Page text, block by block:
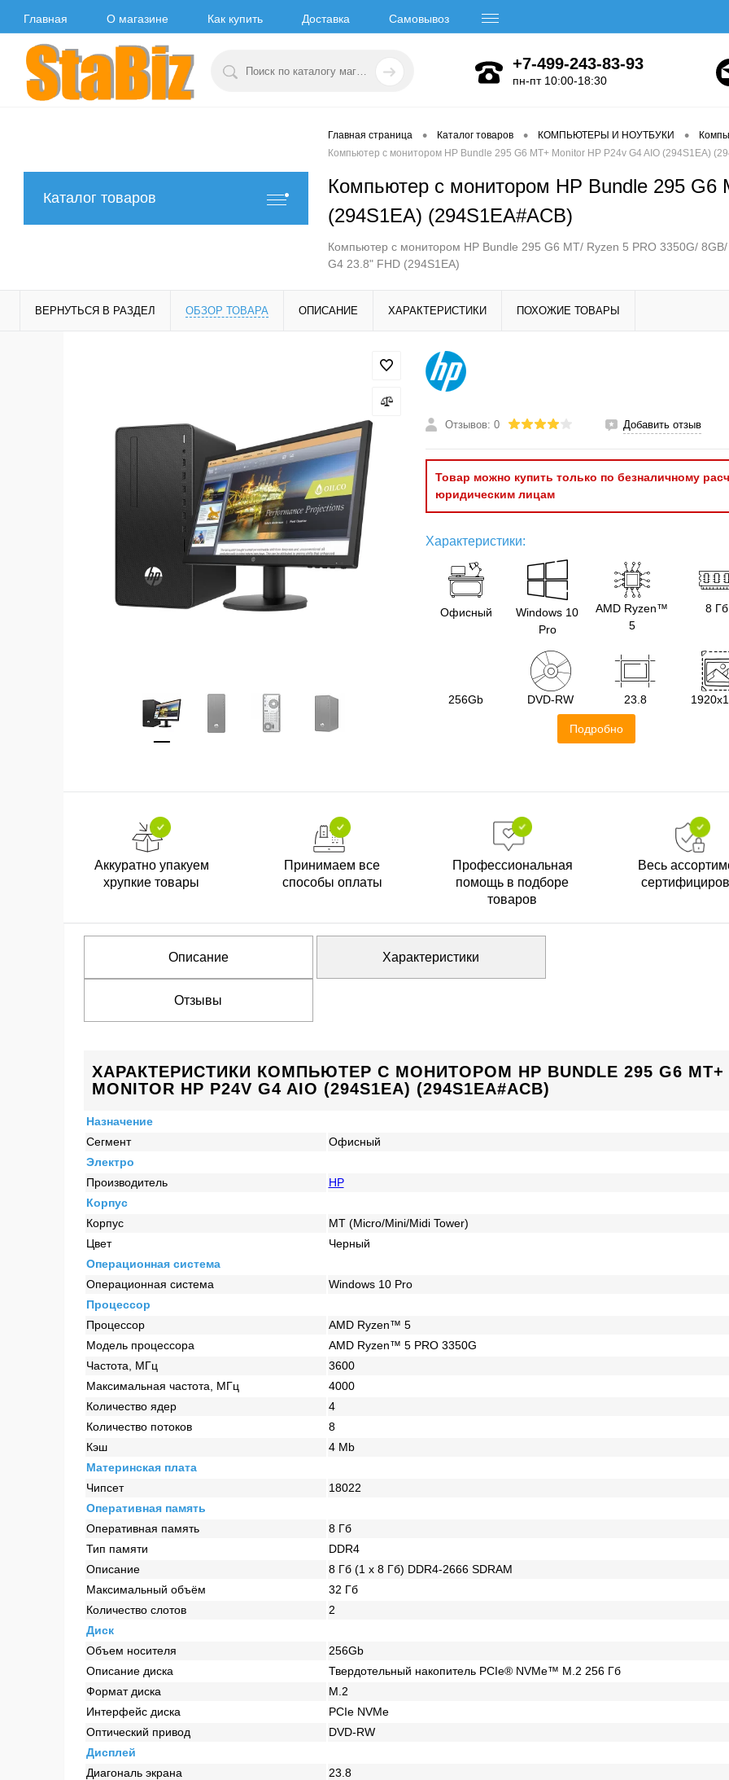
Главная О магазине Как купить Доставка Самовывоз
+7-499-243-83-93
пн-пт 10:00-18:30
Каталог товаров
Главная страница • Каталог товаров • КОМПЬЮТЕРЫ И НОУТБУКИ •
Компьютер с монитором HP Bundle 295 G6 MT+ Monitor HP P24v G4 AIO (294S1EA)
Компьютер с монитором HP Bundle 295 G6
(294S1EA) (294S1EA#ACB)
Компьютер с монитором HP Bundle 295 G6 MT/ Ryzen 5 PRO 3350G/
G4 23.8" FHD (294S1EA)
ВЕРНУТЬСЯ В РАЗДЕЛ ОБЗОР ТОВАРА ОПИСАНИЕ ХАРАКТЕРИСТИКИ ПОХОЖИЕ ТОВАРЫ
Отзывов: 0 Добавить отзыв
Товар можно купить только по безналичному
юридическим лицам
Характеристики:
Офисный
Windows 10
Pro
AMD Ryzen™
5
8 Гб
256Gb DVD-RW 23.8
Подробно
Аккуратно упакуем
хрупкие товары
Принимаем все
способы оплаты
Профессиональная
помощь в подборе
товаров
Весь
Описание Характеристики
Отзывы
ХАРАКТЕРИСТИКИ КОМПЬЮТЕР С МОНИТОРОМ HP BUNDLE 295 G6 MT+
MONITOR HP P24V G4 AIO (294S1EA) (294S1EA#ACB)
Назначение
Сегмент
Офисный
Электро
Производитель
HP
Корпус
Корпус
MT (Micro/Mini/Midi Tower)
Цвет
Черный
Операционная система
Операционная система
Windows 10 Pro
Процессор
Процессор
AMD Ryzen™ 5
Модель процессора
AMD Ryzen™ 5 PRO 3350G
Частота, МГц
3600
Максимальная частота, МГц
4000
Количество ядер
4
Количество потоков
8
Кэш
4 Mb
Материнская плата
Чипсет
18022
Оперативная память
Оперативная память
8 Гб
Тип памяти
DDR4
Описание
8 Гб (1 x 8 Гб) DDR4-2666 SDRAM
Максимальный объём
32 Гб
Количество слотов
2
Диск
Объем носителя
256Gb
Описание диска
Твердотельный накопитель PCIe® NVMe™ M.2 256 Гб
Формат диска
M.2
Интерфейс диска
PCIe NVMe
Оптический привод
DVD-RW
Дисплей
Диагональ экрана
23.8